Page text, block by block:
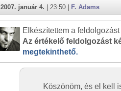
2007. január 4. | 23:50 | F. Adams
Elkészítettem a feldolgozást
Az értékelő feldolgozást
megtekinthető.
Köszönöm, és el kell